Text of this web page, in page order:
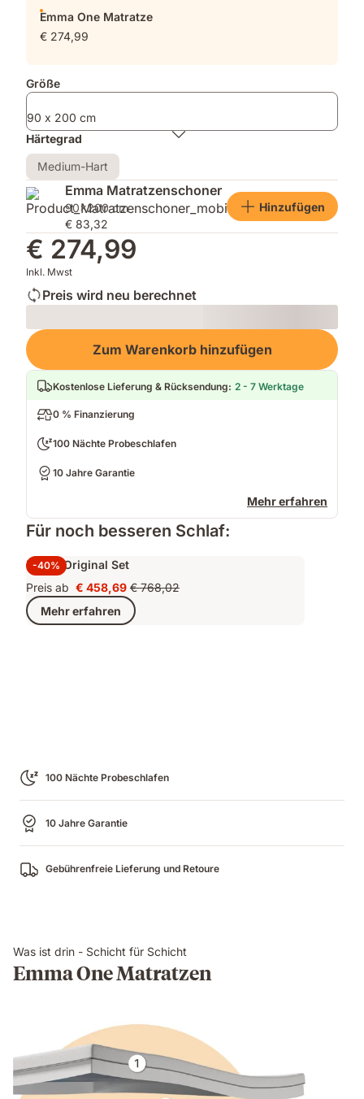
Emma One Matratze
€ 274,99
Größe
90 x 200 cm
Härtegrad
Medium-Hart
Emma Matratzenschoner
90x200 cm
€ 83,32
Hinzufügen
€ 274,99
Inkl. Mwst
Preis wird neu berechnet
Loading
Zum Warenkorb hinzufügen
Kostenlose Lieferung & Rücksendung: 2 - 7 Werktage
0 % Finanzierung
100 Nächte Probeschlafen
10 Jahre Garantie
Mehr erfahren
Für noch besseren Schlaf:
-40%
Emma Original Set
Preis ab Preis
€ 458,69
€ 458,69 Ursprünglicher
Preis
€ 768,02
€ 768,02
Mehr erfahren
100 Nächte Probeschlafen
10 Jahre Garantie
Gebührenfreie Lieferung und Retoure
Was ist drin - Schicht für Schicht
Emma One Matratzen